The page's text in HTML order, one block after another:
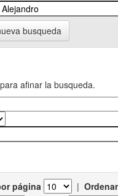
busqueda
afinar la busqueda.
página |